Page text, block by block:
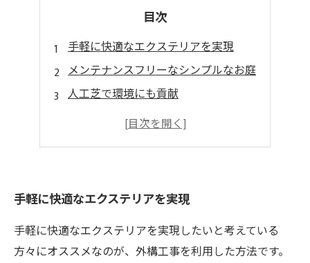
目次
手軽に快適なエクステリアを実現
メンテナンスフリーなシンプルなお庭
人工芝で環境にも貢献
人工芝は長期にわたりお得
手軽に快適なエクステリアを実現
手軽に快適なエクステリアを実現したいと考えている
方々にオススメなのが、外構工事を利用した方法です。